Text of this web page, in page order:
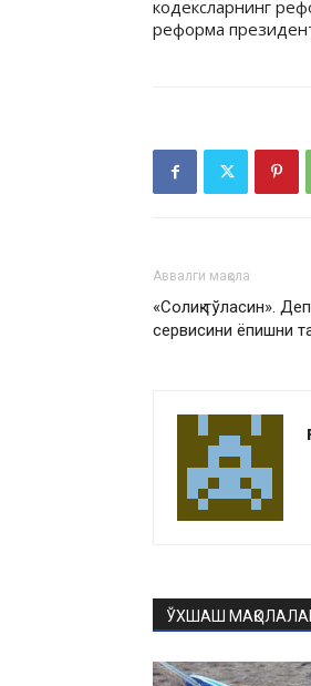
кодексларнинг
реформа
Аввалги мақола
«Солиқ тўласин».
сервисини ёпишни
ЎХШАШ